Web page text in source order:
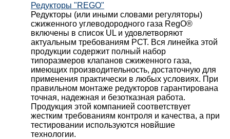
Редукторы "REGO"
Редукторы (или иными словами регуляторы)
сжиженного углеводородного газа RegO®
включены в список UL и удовлетворяют
актуальным требованиям РСТ. Вся линейка этой
продукции содержит полный набор
типоразмеров клапанов сжиженного газа,
имеющих производительность, достаточную для
применения практически в любых условиях. При
правильном монтаже редукторов гарантирована
точная, надежная и безотказная работа.
Продукция этой компанией соответствует
жестким требованиям контроля и качества, а при
тестировании используются новйшие
технологии.